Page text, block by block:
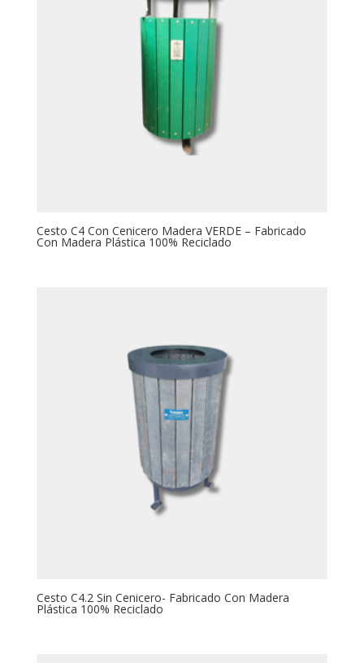
Cesto C4 Con Cenicero Madera VERDE – Fabricado
Con Madera Plástica 100% Reciclado
Cesto C4.2 Sin Cenicero- Fabricado Con Madera
Plástica 100% Reciclado